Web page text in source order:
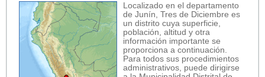
Localizado en el departamento
de Junín, Tres de Diciembre es
un distrito cuya superficie,
población, altitud y otra
información importante se
proporciona a continuación.
Para todos sus procedimientos
administrativos, puede dirigirse